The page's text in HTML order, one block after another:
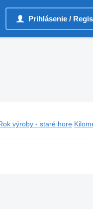
Prihlásenie /
výroby - staré hore